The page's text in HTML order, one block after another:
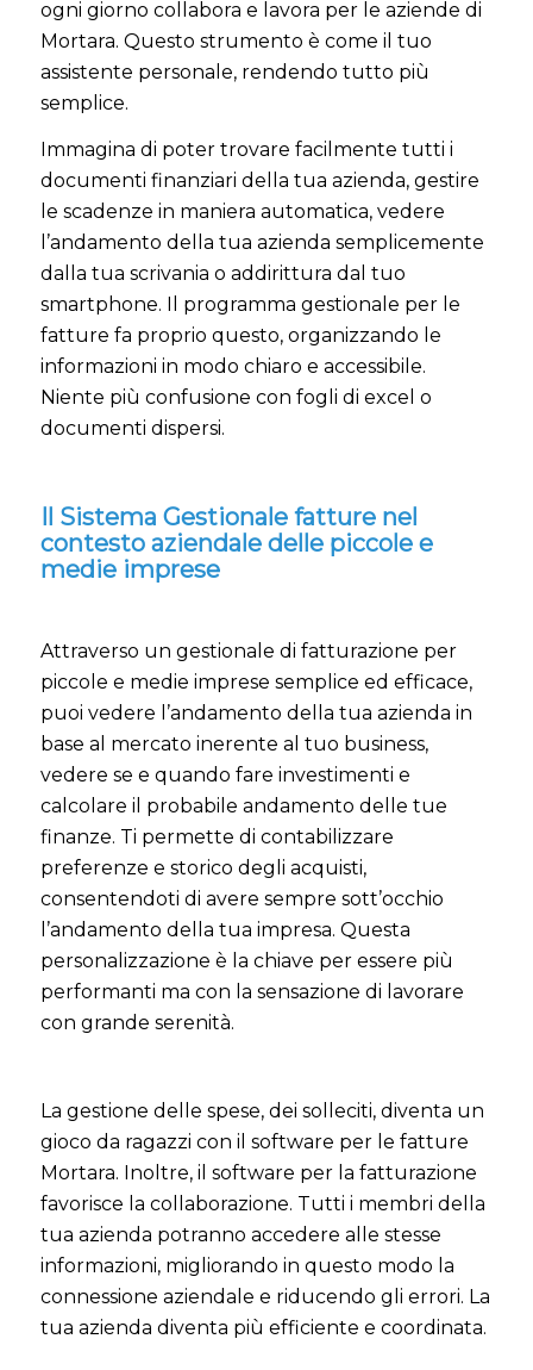
ogni giorno collabora e lavora per le aziende di
Mortara. Questo strumento è come il tuo
assistente personale, rendendo tutto più
semplice.
Immagina di poter trovare facilmente tutti i
documenti finanziari della tua azienda, gestire
le scadenze in maniera automatica, vedere
l’andamento della tua azienda semplicemente
dalla tua scrivania o addirittura dal tuo
smartphone. Il programma gestionale per le
fatture fa proprio questo, organizzando le
informazioni in modo chiaro e accessibile.
Niente più confusione con fogli di excel o
documenti dispersi.
Il Sistema Gestionale fatture nel
contesto aziendale delle piccole e
medie imprese
Attraverso un gestionale di fatturazione per
piccole e medie imprese semplice ed efficace,
puoi vedere l’andamento della tua azienda in
base al mercato inerente al tuo business,
vedere se e quando fare investimenti e
calcolare il probabile andamento delle tue
finanze. Ti permette di contabilizzare
preferenze e storico degli acquisti,
consentendoti di avere sempre sott’occhio
l’andamento della tua impresa. Questa
personalizzazione è la chiave per essere più
performanti ma con la sensazione di lavorare
con grande serenità.
La gestione delle spese, dei solleciti, diventa un
gioco da ragazzi con il software per le fatture
Mortara. Inoltre, il software per la fatturazione
favorisce la collaborazione. Tutti i membri della
tua azienda potranno accedere alle stesse
informazioni, migliorando in questo modo la
connessione aziendale e riducendo gli errori. La
tua azienda diventa più efficiente e coordinata.